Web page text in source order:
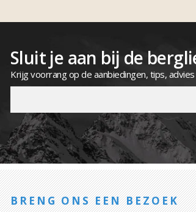
Sluit je aan bij de
Krijg voorrang op de aanbiedingen, tips,
BRENG ONS EEN BEZOEK